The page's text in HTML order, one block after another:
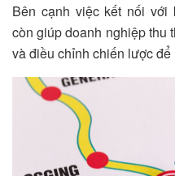
Bên cạnh việc kết nối với
còn giúp doanh nghiệp thu
và điều chỉnh chiến lược